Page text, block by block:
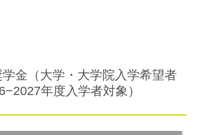
金（大学・大学院入学希望者
年度入学者対象）